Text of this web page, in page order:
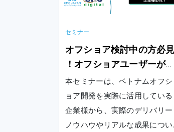
セミナー
オフショア検討中の方必見
！オフショアユーザーが語
る、ベトナムオフショア活
用戦略とは？
本セミナーは、ベトナムオフシ
ョア開発を実際に活用している
企業様から、実際のデリバリー
ノウハウやリアルな成果につい